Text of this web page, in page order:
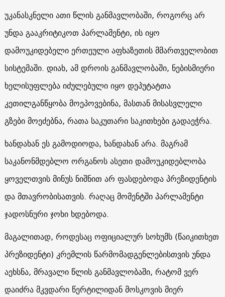
უკანასკნელი ათი წლის განმავლობაში, როგორც არ
უნდა გააკრიტიკოთ პარლამენტი, ის იყო
დამოუკიდებელი ერთეული აფხაზეთის მმართველობით
სისტემაში. დიახ, ამ დროის განმავლობაში, ნებისმიერი
ხელისუფლება იძულებული იყო დეპუტატთა
კეთილგანწყობა მოეპოვებინა, მასთან მისასვლელი
გზები მოეძებნა, რათა საკუთარი საკითხები გადაეჭრა.
ხანდახან ეს გამოდიოდა, ხანდახან არა. მაგრამ
საკანონმდებლო ორგანოს ასეთი დამოუკიდებლობა
ყოველთვის მინუს ნიშნით არ ფასდებოდა პრეზიდენტის
და მთავრობისათვის. რაღაც მომენტში პარლამენტი
ჯადოსნური ჯოხი ხდებოდა.
მაგალითად, როდესაც ოფიციალურ სოხუმს (წაიკითხეთ
პრეზიდენტი) კრემლის წარმომადგენლებისთვის უნდა
აეხსნა, მრავალი წლის განმავლობაში, რატომ ვერ
დაიძრა მკვდარი წერტილიდან მოსკოვის მიერ